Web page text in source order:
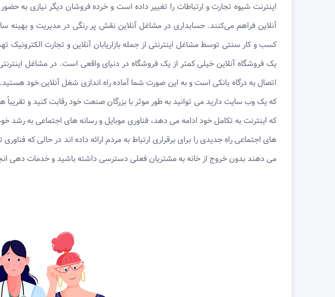
اینترنت شیوه تجارت و ارتباطات را تغییر داده است و خرده‌ فروشان دیگر نیازی به
آنلاین فراهم می‌کنند. حسابداری در مشاغل آنلاین نقش پر رنگی در مدیریت و
کسب و کار سنتی توسط مشاغل اینترنتی از جمله بازاریابان آنلاین و تجارت
یک فروشگاه آنلاین خیلی کمتر از یک فروشگاه در دنیای واقعی است. در مشاغل
اتصال به درگاه بانکی است و به این صورت شما آماده راه اندازی شغل آنلاین خود
که یک وب سایت دارید می توانید به طور موثر با بزرگان صنعت خود رقابت کنید و
که اینترنت به تکامل خود ادامه می دهد، فناوری موبایل و رسانه های اجتماعی به رشد
های اجتماعی راه جدیدی را برای برقراری ارتباط به مردم ارائه داده اند در حالی که
می دهند بدون خروج از خانه به مشتریان فعلی دسترسی داشته باشید و خدمات دهی